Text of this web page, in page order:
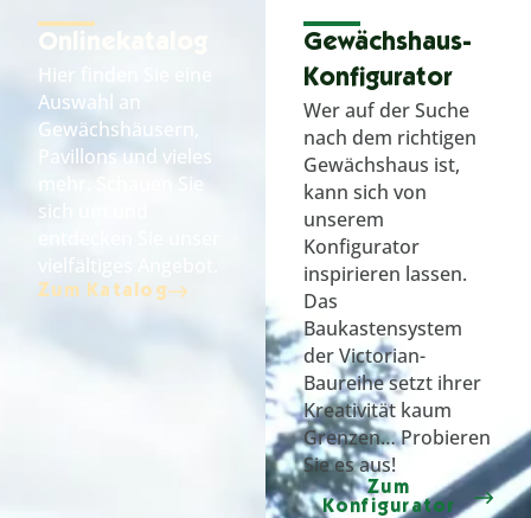
Onlinekatalog
Hier finden Sie eine
Auswahl an
Gewächshäusern,
Pavillons und vieles
mehr. Schauen Sie
sich um und
Zum Katalog
Gewächshaus-
Konfigurator
Wer auf der Suche
nach dem richtigen
Gewächshaus ist,
kann sich von
unserem
Konfigurator
inspirieren lassen.
Das
Baukastensystem
der Victorian-
Baureihe setzt ihrer
Kreativität kaum
Grenzen… Probieren
Sie es aus!
Zum
Konfigurator